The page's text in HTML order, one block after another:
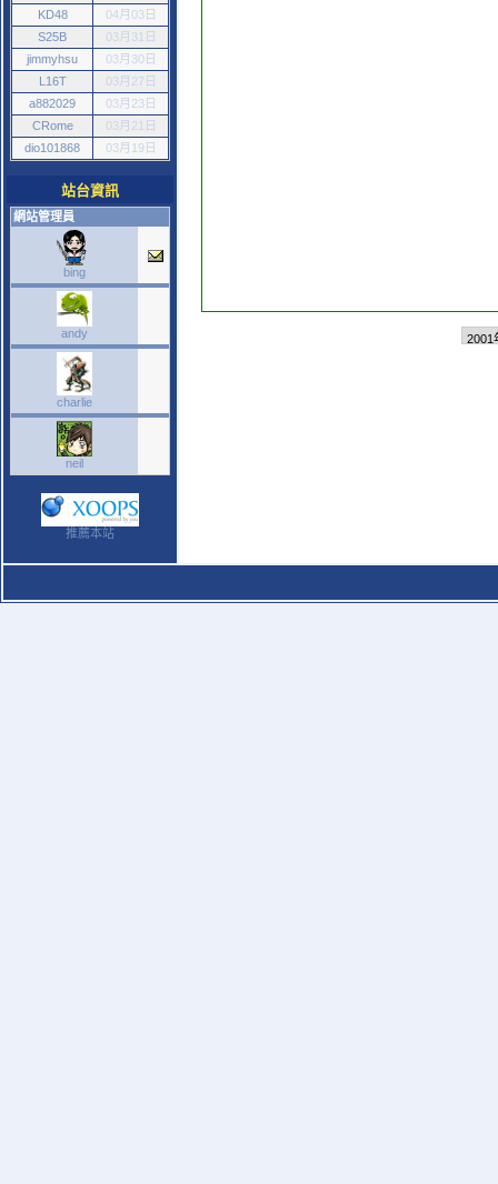
KD48
04月03日
S25B
03月31日
jimmyhsu
03月30日
L16T
03月27日
a882029
03月23日
CRome
03月21日
dio101868
03月19日
站台資訊
網站管理員
bing
andy
charlie
neil
推薦本站